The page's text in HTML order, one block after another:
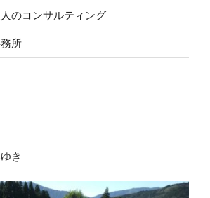
のコンサルティング
所
き